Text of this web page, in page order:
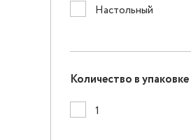
Настольный
Количество в упаковке
1